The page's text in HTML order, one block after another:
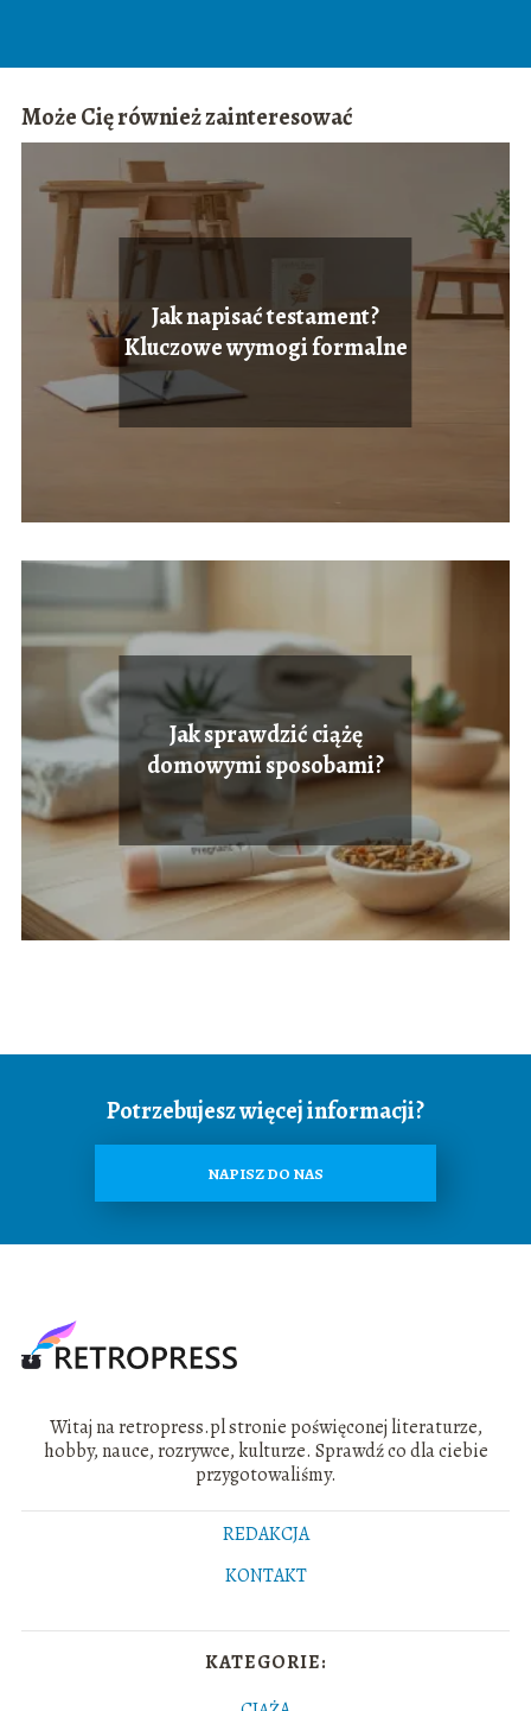
Może Cię również zainteresować
Jak napisać testament?
Kluczowe wymogi formalne
Jak sprawdzić ciążę
domowymi sposobami?
Potrzebujesz więcej informacji?
NAPISZ DO NAS
Witaj na retropress.pl stronie poświęconej literaturze,
hobby, nauce, rozrywce, kulturze. Sprawdź co dla ciebie
przygotowaliśmy.
REDAKCJA
KONTAKT
KATEGORIE: